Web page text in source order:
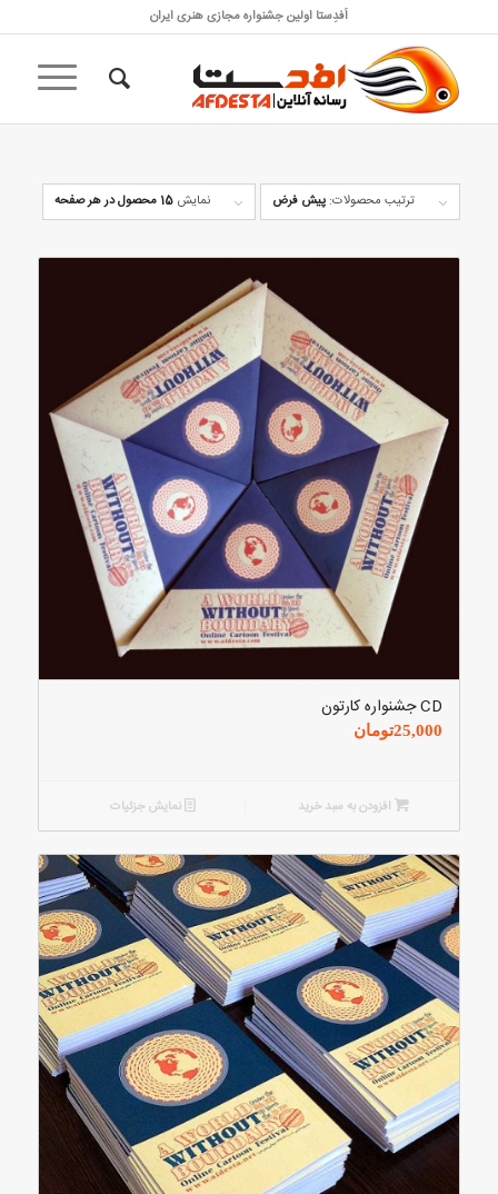
اَفدِستا اولین جشنواره مجازی هنری ایران
ترتیب محصولات: پیش فرض نمایش 15 محصول در هر صفحه
CD جشنواره کارتون
25,000تومان
افزودن به سبد خرید نمایش جزئیات